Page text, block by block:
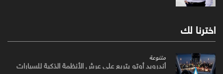
اخترنا لك
متنوعة
أندرويد أوتو يتربع علي عرش الأنظمة الذكية للسيارات